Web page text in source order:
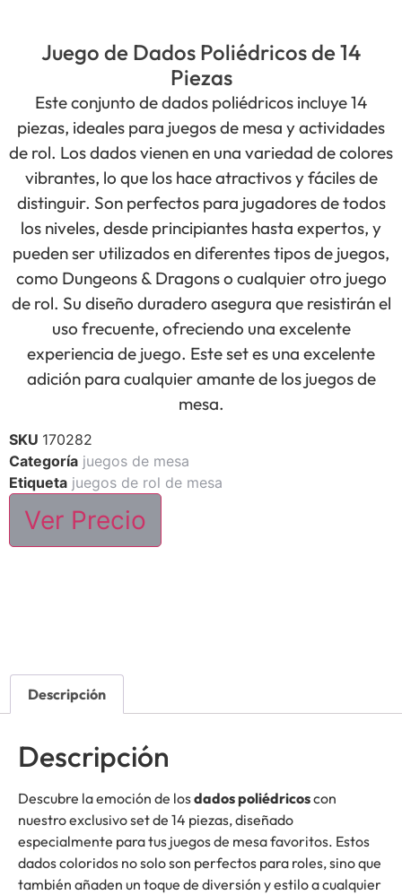
Juego de Dados Poliédricos de 14
Piezas
Este conjunto de dados poliédricos incluye 14
piezas, ideales para juegos de mesa y actividades
de rol. Los dados vienen en una variedad de colores
vibrantes, lo que los hace atractivos y fáciles de
distinguir. Son perfectos para jugadores de todos
los niveles, desde principiantes hasta expertos, y
pueden ser utilizados en diferentes tipos de juegos,
como Dungeons & Dragons o cualquier otro juego
de rol. Su diseño duradero asegura que resistirán el
uso frecuente, ofreciendo una excelente
experiencia de juego. Este set es una excelente
adición para cualquier amante de los juegos de
mesa.
SKU 170282
Categoría juegos de mesa
Etiqueta juegos de rol de mesa
Ver Precio
Descripción
Descripción
Descubre la emoción de losdados poliédricoscon
nuestro exclusivo set de 14 piezas, diseñado
especialmente para tus juegos de mesa favoritos. Estos
dados coloridos no solo son perfectos para roles, sino que
también añaden un toque de diversión y estilo a cualquier